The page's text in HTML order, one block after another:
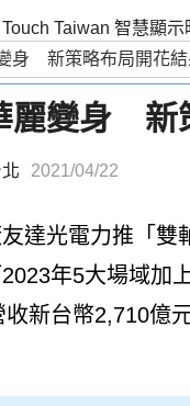
Taiwan 智慧顯示
麗變身 新
2021/04/22
達光電力推「雙
年5大場域加
收新台幣2,710億